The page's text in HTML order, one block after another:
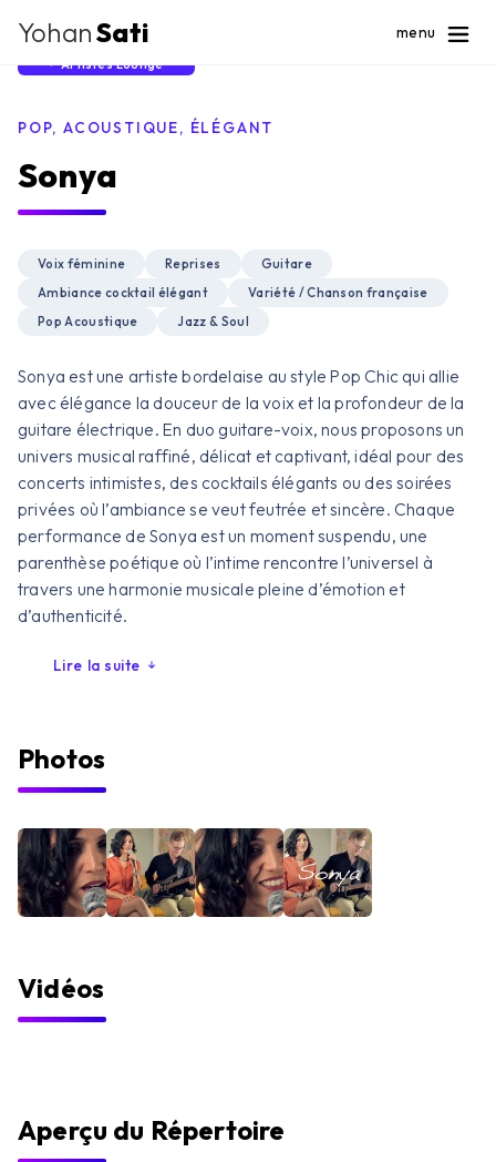
YohanSati menu
Artistes Lounge
POP, ACOUSTIQUE, ÉLÉGANT
Sonya
Voix féminine Reprises
Guitare
Ambiance cocktail élégant
Variété / Chanson française
Pop Acoustique
Jazz & Soul
Sonya est une artiste bordelaise au style Pop Chic qui allie
avec élégance la douceur de la voix et la profondeur de la
guitare électrique. En duo guitare-voix, nous proposons un
univers musical raffiné, délicat et captivant, idéal pour des
concerts intimistes, des cocktails élégants ou des soirées
privées où l’ambiance se veut feutrée et sincère. Chaque
performance de Sonya est un moment suspendu, une
parenthèse poétique où l’intime rencontre l’universel à
travers une harmonie musicale pleine d’émotion et
d’authenticité.
Lire la suite
Photos
Vidéos
Aperçu du Répertoire